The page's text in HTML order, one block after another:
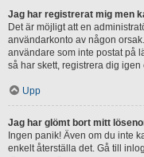
Jag har registrerat mig men
Det är möjligt att en
användarkonto av någon
användare som inte postat på
så har skett, registrera dig
Upp
Jag har glömt bort mitt
Ingen panik! Även om du inte
enkelt återställa det. Gå till